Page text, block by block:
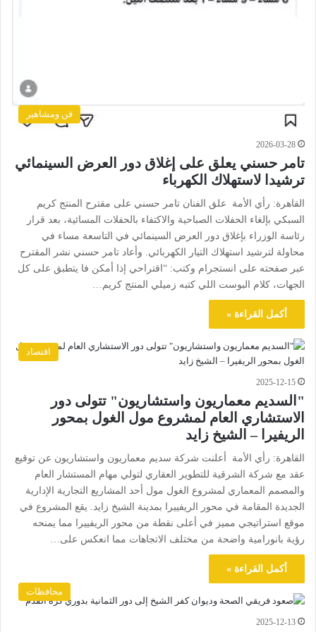
فن ومشاهير
2026-03-28
تامر حسني يعلق على إغلاق دور العرض السينمائي
ترشيدا لاستهلاك الكهرباء
القاهرة: رأي الأمة علق الفنان تامر حسني على مقترح المنتج كريم
السبكي بإلغاء الحفلات الصباحية والاكتفاء بالحفلات المسائية، بعد قرار
رئاسة الوزراء بإغلاق دور العرض السينمائي في التاسعة مساء في
محاولة لترشيد استهلاك التيار الكهربائي. وأعاد تامر حسني نشر المقترح
عبر صفحته على انستجرام وكتب: “اقتراحي إذا أمكن فا يتطبق على كل
الجهات، كلام البوست اللي كتبه زميلي المنتج كريم…
أكمل القراءة »
اقتصاد
2025-12-15
"السديم معماريون واستشاريون" تتولى دور
الاستشاري العام لمشروع مول الغول بمحور
الريفيرا – الشيخ زايد
القاهرة: رأي الأمة أعلنت شركة سديم معماريون واستشاريون عن توقيع
عقد مع شركة الشرقية للتطوير العقاري لتولي مهام المستشار العام
والمصمم المعماري لمشروع الغول مول أحد المشاريع التجارية الإدارية
الجديدة المقامة في محور الريفييرا بمدينة الشيخ زايد. يقع المشروع في
موقع استراتيجي مميز في أعلى نقطة من محور الريفييرا مما يمنحه
رؤية بانورامية واضحة من مختلف الاتجاهات مما انعكس على…
أكمل القراءة »
محافظات
2025-12-13